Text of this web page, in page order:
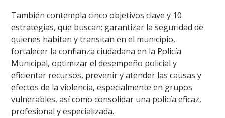
También contempla cinco objetivos clave y 10
estrategias, que buscan: garantizar la seguridad de
quienes habitan y transitan en el municipio,
fortalecer la confianza ciudadana en la Policía
Municipal, optimizar el desempeño policial y
eficientar recursos, prevenir y atender las causas y
efectos de la violencia, especialmente en grupos
vulnerables, así como consolidar una policía eficaz,
profesional y especializada.